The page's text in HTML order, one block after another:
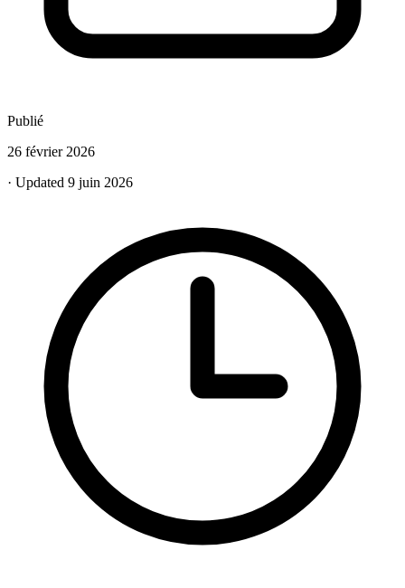
Publié
26 février 2026
· Updated 9 juin 2026